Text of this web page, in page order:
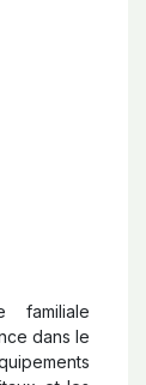
familiale
dans le